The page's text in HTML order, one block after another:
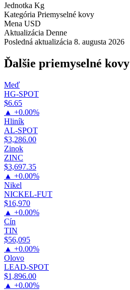
Jednotka Kg
Kategória Priemyselné kovy
Mena USD
Aktualizácia Denne
Posledná aktualizácia 8. augusta 2026
Ďalšie priemyselné kovy
Meď
HG-SPOT
$6.65
▲ +0.00%
Hliník
AL-SPOT
$3,286.00
Zinok
ZINC
$3,697.35
▲ +0.00%
Nikel
NICKEL-FUT
$16,970
▲ +0.00%
Cín
TIN
$56,095
▲ +0.00%
Olovo
LEAD-SPOT
$1,896.00
▲ +0.00%